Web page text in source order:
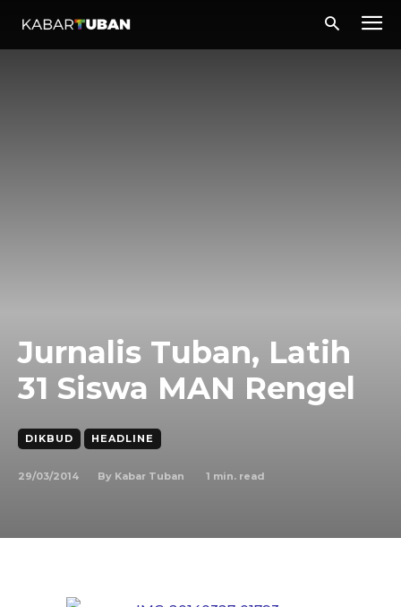
Jurnalis Tuban, Latih
31 Siswa MAN Rengel
DIKBUD HEADLINE
29/03/2014 By Kabar Tuban 1 min. read